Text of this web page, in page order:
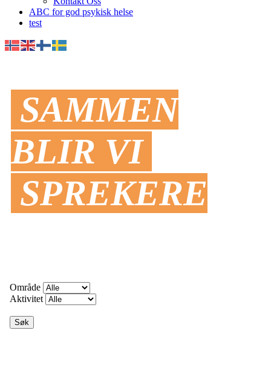
ABC for god psykisk helse
test
SAMMEN
BLIR VI
SPREKERE
Område
Aktivitet
Søk